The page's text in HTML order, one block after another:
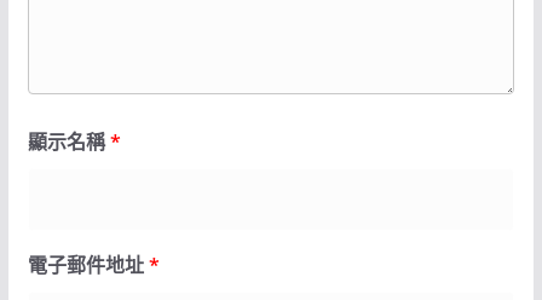
顯示名稱*
電子郵件地址*